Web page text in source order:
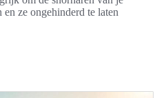
ze ongehinderd te laten